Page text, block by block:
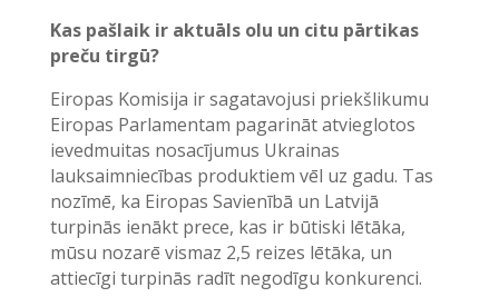
Kas pašlaik ir aktuāls olu un citu pārtikas
preču tirgū?
Eiropas Komisija ir sagatavojusi priekšlikumu
Eiropas Parlamentam pagarināt atvieglotos
ievedmuitas nosacījumus Ukrainas
lauksaimniecības produktiem vēl uz gadu. Tas
nozīmē, ka Eiropas Savienībā un Latvijā
turpinās ienākt prece, kas ir būtiski lētāka,
mūsu nozarē vismaz 2,5 reizes lētāka, un
attiecīgi turpinās radīt negodīgu konkurenci.